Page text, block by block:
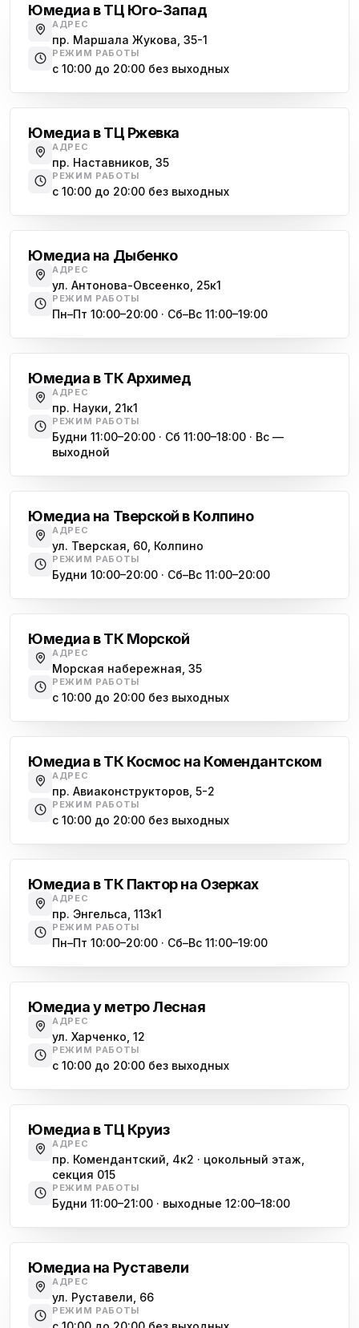
Юмедиа на Наставников
пр. Наставников 35
ю
Юмедиа в ТК Юго-Запад
пр. Маршала Жукова, 35-1
Юмедиа на Космонавтов
пр. Космонавтов, 38к4
ю ул. Белы Куна, 24к1
ю
Юмедиа в Купчино
ул. Будапештская, 87-3
Юмедиа Сервис в Колпино
ю
Юмедиа во Всеволожске
пр. Христиновский 28, Всеволожск
Юмедиа в ТЦ Юго-Запад
АДРЕС
пр. Маршала Жукова, 35-1
РЕЖИМ РАБОТЫ
с 10:00 до 20:00 без выходных
Юмедиа в ТЦ Ржевка
АДРЕС
пр. Наставников, 35
РЕЖИМ РАБОТЫ
с 10:00 до 20:00 без выходных
Юмедиа на Дыбенко
АДРЕС
ул. Антонова-Овсеенко, 25к1
РЕЖИМ РАБОТЫ
Пн–Пт 10:00–20:00 · Сб–Вс 11:00–19:00
Юмедиа в ТК Архимед
АДРЕС
пр. Науки, 21к1
РЕЖИМ РАБОТЫ
Будни 11:00–20:00 · Сб 11:00–18:00 · Вс —
выходной
Юмедиа на Тверской в Колпино
АДРЕС
ул. Тверская, 60, Колпино
РЕЖИМ РАБОТЫ
Будни 10:00–20:00 · Сб–Вс 11:00–20:00
Юмедиа в ТК Морской
АДРЕС
Морская набережная, 35
РЕЖИМ РАБОТЫ
с 10:00 до 20:00 без выходных
Юмедиа в ТК Космос на Комендантском
АДРЕС
пр. Авиаконструкторов, 5-2
РЕЖИМ РАБОТЫ
с 10:00 до 20:00 без выходных
Юмедиа в ТК Пактор на Озерках
АДРЕС
пр. Энгельса, 113к1
РЕЖИМ РАБОТЫ
Пн–Пт 10:00–20:00 · Сб–Вс 11:00–19:00
Юмедиа у метро Лесная
АДРЕС
ул. Харченко, 12
РЕЖИМ РАБОТЫ
с 10:00 до 20:00 без выходных
Юмедиа в ТЦ Круиз
АДРЕС
пр. Комендантский, 4к2 · цокольный этаж,
секция 015
РЕЖИМ РАБОТЫ
Будни 11:00–21:00 · выходные 12:00–18:00
Юмедиа на Руставели
АДРЕС
ул. Руставели, 66
РЕЖИМ РАБОТЫ